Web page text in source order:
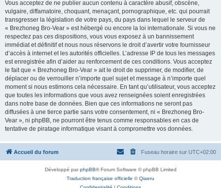
Vous acceptez de ne publier aucun contenu à caractère abusif, obscène,
vulgaire, diffamatoire, choquant, menaçant, pornographique, etc. qui pourrait
transgresser la législation de votre pays, du pays dans lequel le serveur de
« Brezhoneg Bro-Vear » est hébergé ou encore la loi internationale. Si vous ne
respectez pas ces dispositions, vous vous exposez à un bannissement
immédiat et définitif et nous nous réservons le droit d’avertir votre fournisseur
d’accès à internet et les autorités officielles. L’adresse IP de tous les messages
est enregistrée afin d’aider au renforcement de ces conditions. Vous acceptez
le fait que « Brezhoneg Bro-Vear » ait le droit de supprimer, de modifier, de
déplacer ou de verrouiller n’importe quel sujet et message à n’importe quel
moment si nous estimons cela nécessaire. En tant qu’utilisateur, vous acceptez
que toutes les informations que vous avez renseignées soient enregistrées
dans notre base de données. Bien que ces informations ne seront pas
diffusées à une tierce partie sans votre consentement, ni « Brezhoneg Bro-
Vear », ni phpBB, ne pourront être tenus comme responsables en cas de
tentative de piratage informatique visant à compromettre vos données.
Accueil du forum Fuseau horaire sur UTC+02:00
Développé parphpBB® Forum Software © phpBB Limited
Traduction française officielle ©Qiaeru